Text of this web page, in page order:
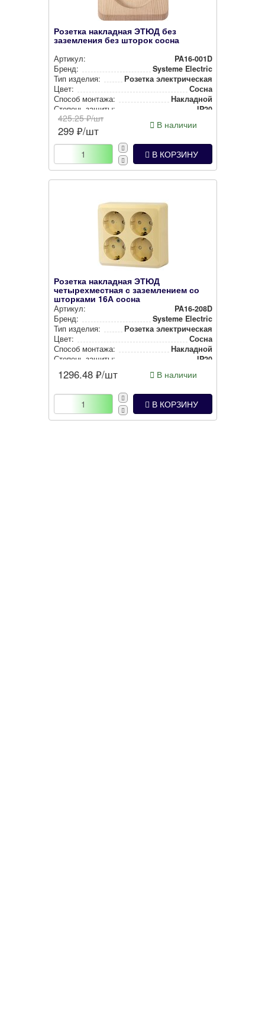
Розетка накладная ЭТЮД без
заземления без шторок сосна
Артикул:
PA16-001D
Бренд:
Systeme Electric
Тип изделия:
Розетка элек­три­чес­кая
Цвет:
Сосна
Способ монтажа:
Накладной
Степень защиты:
IP20
425.25₽/шт
299 ₽/шт В наличии
В КОРЗИНУ
Розетка накладная ЭТЮД
четырехместная с заземлением со
шторками 16А сосна
Артикул:
PA16-208D
Бренд:
Systeme Electric
Тип изделия:
Розетка элек­три­чес­кая
Цвет:
Сосна
Способ монтажа:
Накладной
Степень защиты:
IP20
1296.48 ₽/шт В наличии
В КОРЗИНУ